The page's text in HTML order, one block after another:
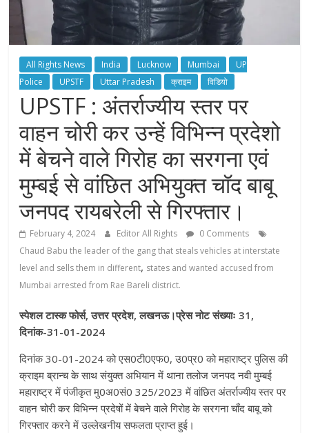
All Rights News India Lucknow Mumbai
UP
Police
UPSTF Uttar Pradesh क्राइम विडियो
UPSTF : अंतर्राज्यीय स्तर पर
वाहन चोरी कर उन्हें विभिन्न प्रदेशो
में बेचने वाले गिरोह का सरगना एवं
मुम्बई से वांछित अभियुक्त चॉद बाबू
जनपद रायबरेली से गिरफ्तार।
February 4, 2024 Editor All Rights
0 Comments
Chaud Babu the leader of the gang that steals vehicles at interstate
level and sells them in different, states and wanted accused from
Mumbai arrested from Rae Bareli district.
स्पेशल टास्क फोर्स, उत्तर प्रदेश, लखनऊ।प्रेस नोट संख्याः 31,
दिनांक-31-01-2024
दिनांक 30-01-2024 को एस0टी0एफ0, उ0प्र0 को महाराष्ट्र पुलिस की
क्राइम ब्रान्च के साथ संयुक्त अभियान में थाना तलोज जनपद नवी मुम्बई
महाराष्ट्र में पंजीकृत मु0अ0सं0 325/2023 में वांछित अंतर्राज्यीय स्तर पर
वाहन चोरी कर विभिन्न प्रदेषों में बेचने वाले गिरोह के सरगना चाँद बाबू को
गिरफ्तार करने में उल्लेखनीय सफलता प्राप्त हुई।